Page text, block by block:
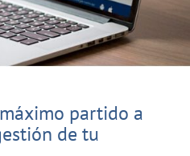
partido a
de tu